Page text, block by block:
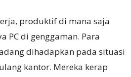
produktif di mana saja
PC di genggaman. Para
dihadapkan pada situasi
kantor. Mereka kerap